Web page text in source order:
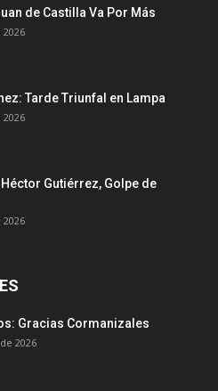
de Castilla Va Por Más
Tarde Triunfal en Lampa
Héctor Gutiérrez, Golpe de
Gracias Cormanizales
2026